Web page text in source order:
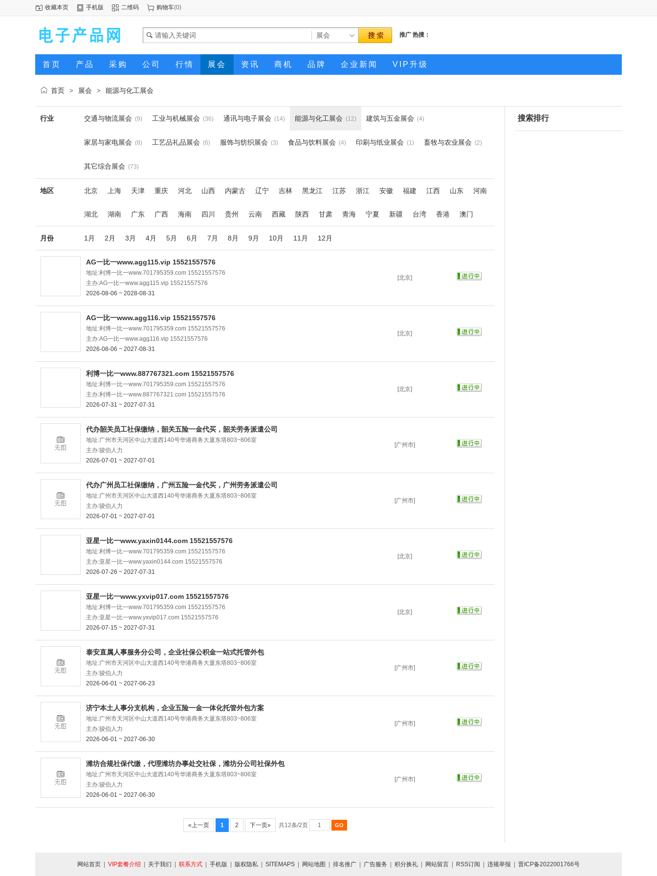
收藏本页 手机版 二维码 购物车(0)
推广 热搜：
首页 产品 采购 公司 行情 展会 资讯 商机 品牌 企业新闻 VIP升级
首页 > 展会 > 能源与化工展会
行业 交通与物流展会 (9) 工业与机械展会 (36) 通讯与电子展会 (14) 能源与化工展会 (12) 建筑与五金展会 (4)
家居与家电展会 (8) 工艺品礼品展会 (6) 服饰与纺织展会 (3) 食品与饮料展会 (4) 印刷与纸业展会 (1) 畜牧与农业展会 (2)
其它综合展会 (73)
地区 北京 上海 天津 重庆 河北 山西 内蒙古 辽宁 吉林 黑龙江 江苏 浙江 安徽 福建 江西 山东 河南
湖北 湖南 广东 广西 海南 四川 贵州 云南 西藏 陕西 甘肃 青海 宁夏 新疆 台湾 香港 澳门
月份 1月 2月 3月 4月 5月 6月 7月 8月 9月 10月 11月 12月
AG一比一www.agg115.vip 15521557576
地址:利博一比一www.701795359.com 15521557576
主办:AG一比一www.agg115.vip 15521557576
2026-08-06 ~ 2028-08-31
[北京]
AG一比一www.agg116.vip 15521557576
地址:利博一比一www.701795359.com 15521557576
主办:AG一比一www.agg116.vip 15521557576
2026-08-06 ~ 2027-08-31
[北京]
利博一比一www.887767321.com 15521557576
地址:利博一比一www.701795359.com 15521557576
主办:利博一比一www.887767321.com 15521557576
2026-07-31 ~ 2027-07-31
[北京]
代办韶关员工社保缴纳，韶关五险一金代买，韶关劳务派遣公司
地址:广州市天河区中山大道西140号华港商务大厦东塔803~806室
主办:骏伯人力
2026-07-01 ~ 2027-07-01
[广州市]
代办广州员工社保缴纳，广州五险一金代买，广州劳务派遣公司
地址:广州市天河区中山大道西140号华港商务大厦东塔803~806室
主办:骏伯人力
2026-07-01 ~ 2027-07-01
[广州市]
亚星一比一www.yaxin0144.com 15521557576
地址:利博一比一www.701795359.com 15521557576
主办:亚星一比一www.yaxin0144.com 15521557576
2026-07-26 ~ 2027-07-31
[北京]
亚星一比一www.yxvip017.com 15521557576
地址:利博一比一www.701795359.com 15521557576
主办:亚星一比一www.yxvip017.com 15521557576
2026-07-15 ~ 2027-07-31
[北京]
泰安直属人事服务分公司，企业社保公积金一站式托管外包
地址:广州市天河区中山大道西140号华港商务大厦东塔803~806室
主办:骏伯人力
2026-06-01 ~ 2027-06-23
[广州市]
济宁本土人事分支机构，企业五险一金一体化托管外包方案
地址:广州市天河区中山大道西140号华港商务大厦东塔803~806室
主办:骏伯人力
2026-06-01 ~ 2027-06-30
[广州市]
潍坊合规社保代缴，代理潍坊办事处交社保，潍坊分公司社保外包
地址:广州市天河区中山大道西140号华港商务大厦东塔803~806室
主办:骏伯人力
2026-06-01 ~ 2027-06-30
[广州市]
«上一页 1 2 下一页» 共12条/2页
搜索排行
网站首页 VIP套餐介绍 关于我们 联系方式 手机版 版权隐私 SITEMAPS 网站地图 排名推广 广告服务 积分换礼 网站留言 RSS订阅 违规举报 晋ICP备2022001766号